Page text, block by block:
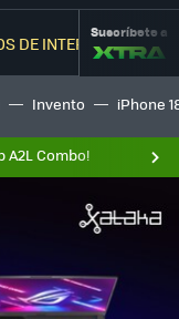
DE INTERNETSuscríbete a
Invento iPhone
A2L Combo!